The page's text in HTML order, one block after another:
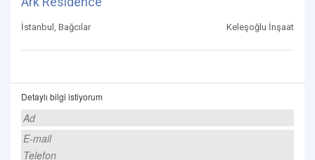
İstanbul, Bağcılar Keleşoğlu İnşaat
Detaylı bilgi istiyorum